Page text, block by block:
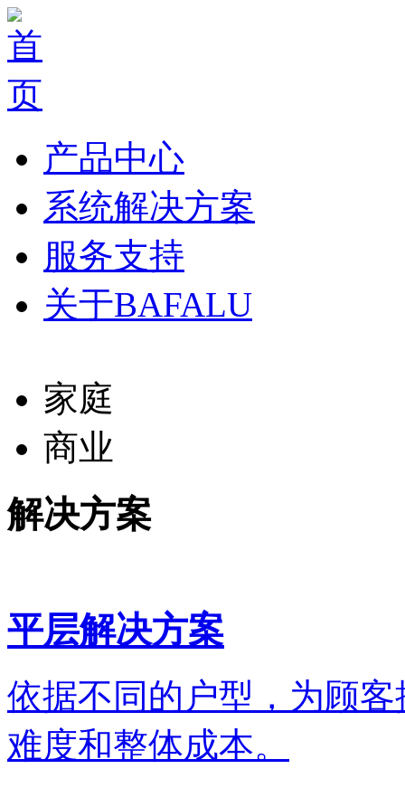
产品中心
系统解决方案
服务支持
关于BAFALU
家庭
商业
解决方案
平层解决方案
依据不同的户型，为顾
难度和整体成本。